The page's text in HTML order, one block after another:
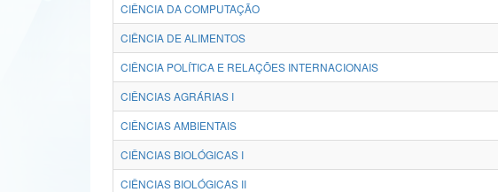
CIÊNCIA DA COMPUTAÇÃO
CIÊNCIA DE ALIMENTOS
CIÊNCIA POLÍTICA E RELAÇÕES INTERNACIONAIS
CIÊNCIAS AGRÁRIAS I
CIÊNCIAS AMBIENTAIS
CIÊNCIAS BIOLÓGICAS I
CIÊNCIAS BIOLÓGICAS II